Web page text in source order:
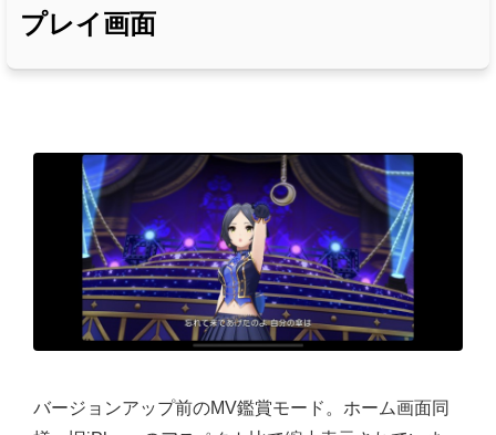
プレイ画面
バージョンアップ前のMV鑑賞モード。ホーム画面同